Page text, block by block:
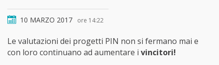
10 MARZO 2017 ore 14:22
Le valutazioni dei progetti PIN non si fermano mai e
con loro continuano ad aumentare i vincitori!